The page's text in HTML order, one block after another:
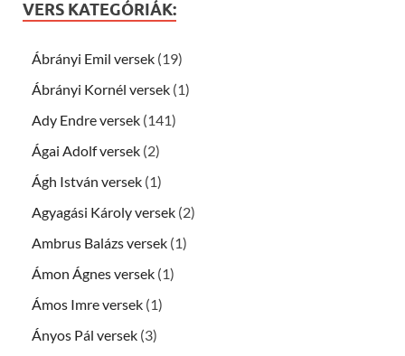
VERS KATEGÓRIÁK:
Ábrányi Emil versek (19)
Ábrányi Kornél versek (1)
Ady Endre versek (141)
Ágai Adolf versek (2)
Ágh István versek (1)
Agyagási Károly versek (2)
Ambrus Balázs versek (1)
Ámon Ágnes versek (1)
Ámos Imre versek (1)
Ányos Pál versek (3)